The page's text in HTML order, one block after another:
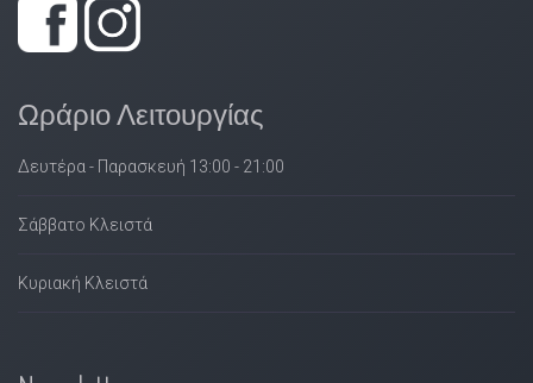
Ωράριο Λειτουργίας
Δευτέρα - Παρασκευή 13:00 - 21:00
Σάββατο Κλειστά
Κυριακή Κλειστά